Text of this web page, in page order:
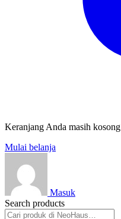
Keranjang Anda masih kosong
Mulai belanja
Masuk
Search products